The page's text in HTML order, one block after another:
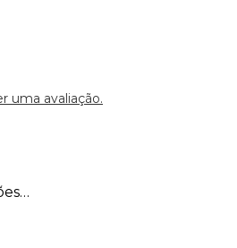
uma avaliação.